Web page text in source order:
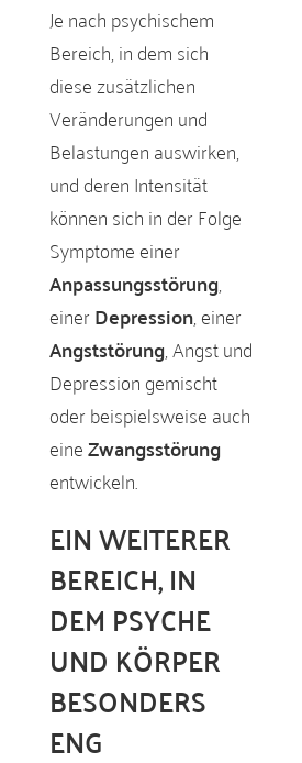
Je nach psychischem
Bereich, in dem sich
diese zusätzlichen
Veränderungen und
Belastungen auswirken,
und deren Intensität
können sich in der Folge
Symptome einer
Anpassungsstörung,
einerDepression, einer
Angststörung, Angst und
Depression gemischt
oder beispielsweise auch
eineZwangsstörung
entwickeln.
EIN WEITERER
BEREICH, IN
DEM PSYCHE
UND KÖRPER
BESONDERS
ENG